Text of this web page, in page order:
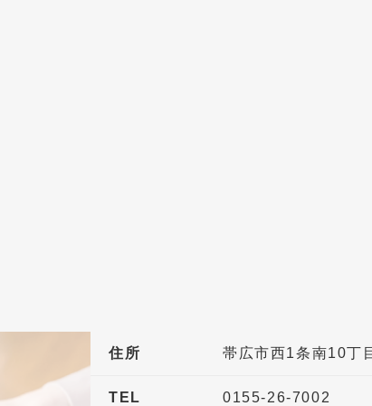
住所 帯広市西1条南10丁
TEL 0155-26-7002